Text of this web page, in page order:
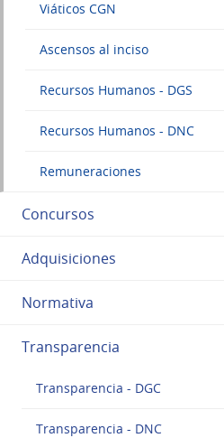
Viáticos CGN
Ascensos al inciso
Recursos Humanos - DGS
Recursos Humanos - DNC
Remuneraciones
Concursos
Adquisiciones
Normativa
Transparencia
Transparencia - DGC
Transparencia - DNC